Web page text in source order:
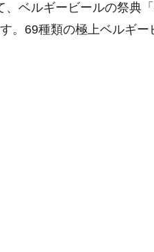
、ベルギービールの祭典
。69種類の極上ベルギ